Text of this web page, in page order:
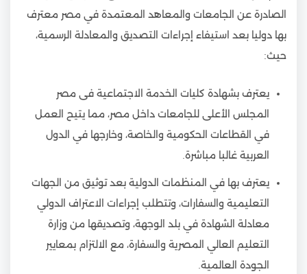
الصادرة عن الجامعات والمعاهد المعتمدة في مصر معترف
بها دوليا بعد استيفاء إجراءات التصديق والمعادلة الرسمية،
حيث:
يعترف بشهادة كليات الخدمة الاجتماعية فى مصر
المجلس الأعلى للجامعات داخل مصر، مما يتيح العمل
في القطاعات الحكومية والخاصة، وخارجها في الدول
العربية غالبا مباشرة.
يعترف بها في المنظمات الدولية بعد توثيق من الجهات
التعليمية والسفارات، وتتطلب إجراءات الاعتراف الدولي
معادلة الشهادة في بلد الوجهة، وتصديقها من وزارة
التعليم العالي المصرية والسفارة، مع الالتزام بمعايير
الجودة العالمية.